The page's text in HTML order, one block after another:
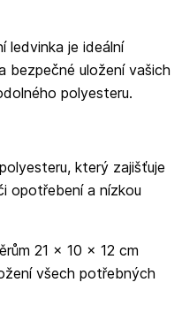
je ideální
bezpečné uložení vašich
polyesteru.
který zajišťuje
opotřebení a nízkou
21 × 10 × 12 cm
všech potřebných